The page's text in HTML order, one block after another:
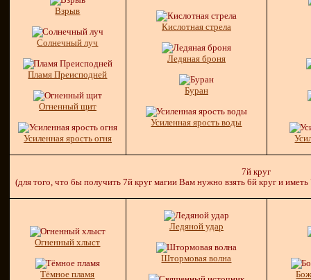
Взрыв
Солнечный луч
Пламя Преисподней
Огненный щит
Усиленная ярость огня
Кислотная стрела
Ледяная броня
Буран
Усиленная ярость воды
7й круг
(для того, что бы получить 7й круг магии Вам нужно взять 6й круг и
Огненный хлыст
Тёмное пламя
Ледяной удар
Штормовая волна